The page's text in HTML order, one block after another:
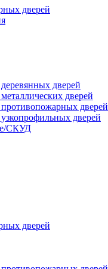
дверей
дверей
дверей
дверей
дверей
СКУД
дверей